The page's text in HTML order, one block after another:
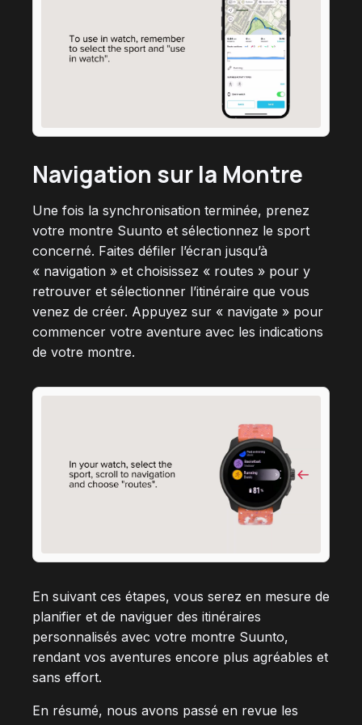
Navigation sur la Montre
Une fois la synchronisation terminée, prenez
votre montre Suunto et sélectionnez le sport
concerné. Faites défiler l’écran jusqu’à
« navigation » et choisissez « routes » pour y
retrouver et sélectionner l’itinéraire que vous
venez de créer. Appuyez sur « navigate » pour
commencer votre aventure avec les indications
de votre montre.
En suivant ces étapes, vous serez en mesure de
planifier et de naviguer des itinéraires
personnalisés avec votre montre Suunto,
rendant vos aventures encore plus agréables et
sans effort.
En résumé, nous avons passé en revue les